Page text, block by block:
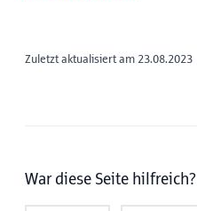
Zuletzt aktualisiert am 23.08.2023
War diese Seite hilfreich?